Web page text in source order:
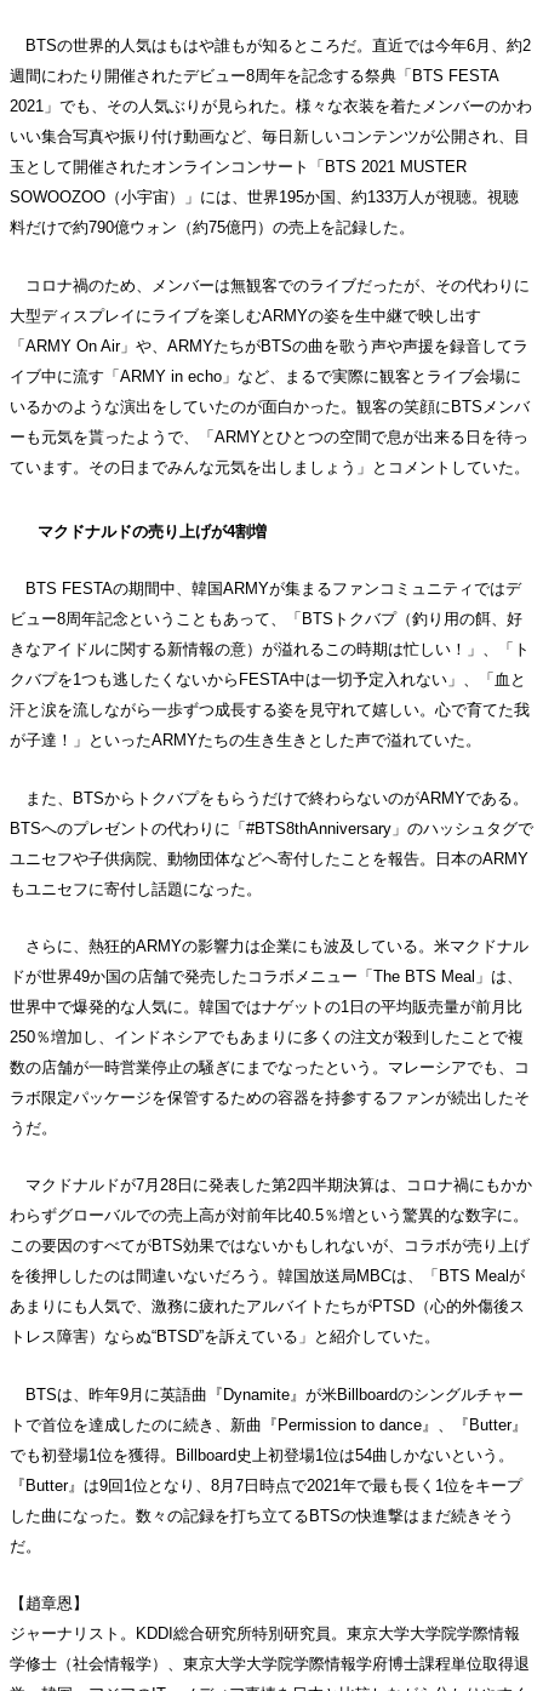
BTSの世界的人気はもはや誰もが知るところだ。直近では今年6月、約2
週間にわたり開催されたデビュー8周年を記念する祭典「BTS FESTA
2021」でも、その人気ぶりが見られた。様々な衣装を着たメンバーのかわ
いい集合写真や振り付け動画など、毎日新しいコンテンツが公開され、目
玉として開催されたオンラインコンサート「BTS 2021 MUSTER
SOWOOZOO（小宇宙）」には、世界195か国、約133万人が視聴。視聴
料だけで約790億ウォン（約75億円）の売上を記録した。
コロナ禍のため、メンバーは無観客でのライブだったが、その代わりに
大型ディスプレイにライブを楽しむARMYの姿を生中継で映し出す
「ARMY On Air」や、ARMYたちがBTSの曲を歌う声や声援を録音してラ
イブ中に流す「ARMY in echo」など、まるで実際に観客とライブ会場に
いるかのような演出をしていたのが面白かった。観客の笑顔にBTSメンバ
ーも元気を貰ったようで、「ARMYとひとつの空間で息が出来る日を待っ
ています。その日までみんな元気を出しましょう」とコメントしていた。
マクドナルドの売り上げが4割増
BTS FESTAの期間中、韓国ARMYが集まるファンコミュニティではデ
ビュー8周年記念ということもあって、「BTSトクバプ（釣り用の餌、好
きなアイドルに関する新情報の意）が溢れるこの時期は忙しい！」、「ト
クバプを1つも逃したくないからFESTA中は一切予定入れない」、「血と
汗と涙を流しながら一歩ずつ成長する姿を見守れて嬉しい。心で育てた我
が子達！」といったARMYたちの生き生きとした声で溢れていた。
また、BTSからトクバプをもらうだけで終わらないのがARMYである。
BTSへのプレゼントの代わりに「#BTS8thAnniversary」のハッシュタグで
ユニセフや子供病院、動物団体などへ寄付したことを報告。日本のARMY
もユニセフに寄付し話題になった。
さらに、熱狂的ARMYの影響力は企業にも波及している。米マクドナル
ドが世界49か国の店舗で発売したコラボメニュー「The BTS Meal」は、
世界中で爆発的な人気に。韓国ではナゲットの1日の平均販売量が前月比
250％増加し、インドネシアでもあまりに多くの注文が殺到したことで複
数の店舗が一時営業停止の騒ぎにまでなったという。マレーシアでも、コ
ラボ限定パッケージを保管するための容器を持参するファンが続出したそ
うだ。
マクドナルドが7月28日に発表した第2四半期決算は、コロナ禍にもかか
わらずグローバルでの売上高が対前年比40.5％増という驚異的な数字に。
この要因のすべてがBTS効果ではないかもしれないが、コラボが売り上げ
を後押ししたのは間違いないだろう。韓国放送局MBCは、「BTS Mealが
あまりにも人気で、激務に疲れたアルバイトたちがPTSD（心的外傷後ス
トレス障害）ならぬ“BTSD”を訴えている」と紹介していた。
BTSは、昨年9月に英語曲『Dynamite』が米Billboardのシングルチャー
トで首位を達成したのに続き、新曲『Permission to dance』、『Butter』
でも初登場1位を獲得。Billboard史上初登場1位は54曲しかないという。
『Butter』は9回1位となり、8月7日時点で2021年で最も長く1位をキープ
した曲になった。数々の記録を打ち立てるBTSの快進撃はまだ続きそう
だ。
【趙章恩】
ジャーナリスト。KDDI総合研究所特別研究員。東京大学大学院学際情報
学修士（社会情報学）、東京大学大学院学際情報学府博士課程単位取得退